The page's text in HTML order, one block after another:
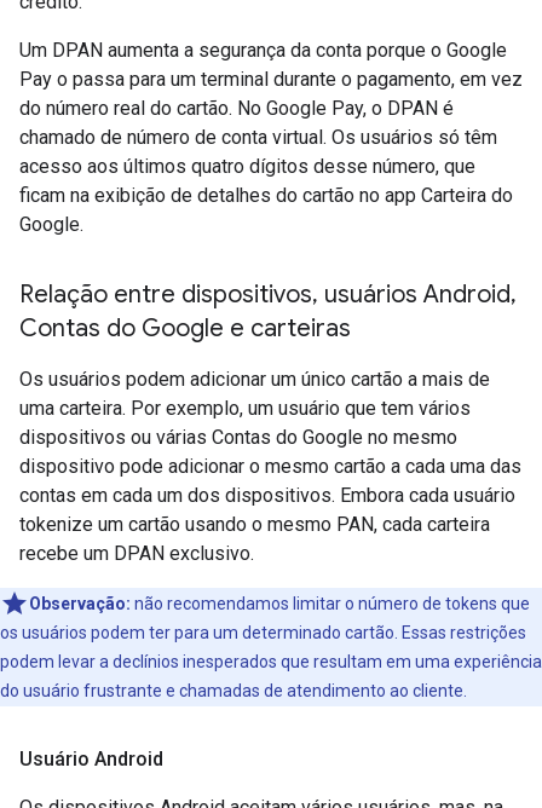
Um DPAN aumenta a segurança da conta porque o Google
Pay o passa para um terminal durante o pagamento, em vez
do número real do cartão. No Google Pay, o DPAN é
chamado de número de conta virtual. Os usuários só têm
acesso aos últimos quatro dígitos desse número, que
ficam na exibição de detalhes do cartão no app Carteira do
Google.
Relação entre dispositivos, usuários Android,
Contas do Google e carteiras
Os usuários podem adicionar um único cartão a mais de
uma carteira. Por exemplo, um usuário que tem vários
dispositivos ou várias Contas do Google no mesmo
dispositivo pode adicionar o mesmo cartão a cada uma das
contas em cada um dos dispositivos. Embora cada usuário
tokenize um cartão usando o mesmo PAN, cada carteira
recebe um DPAN exclusivo.
Observação: não recomendamos limitar o número de tokens que
os usuários podem ter para um determinado cartão. Essas restrições
podem levar a declínios inesperados que resultam em uma experiência
do usuário frustrante e chamadas de atendimento ao cliente.
Usuário Android